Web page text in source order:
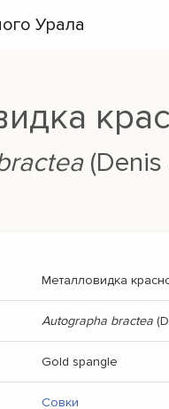
Урала
(Denis
Металловидка
Autographa bractea
Gold spangle
Совки